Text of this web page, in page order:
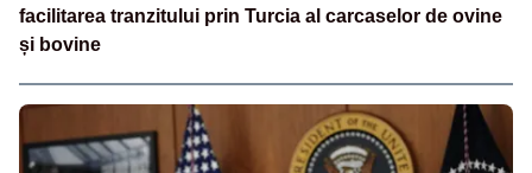
facilitarea tranzitului prin Turcia al carcaselor de ovine
și bovine